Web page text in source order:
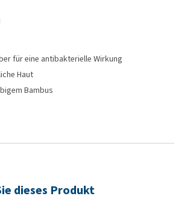
für eine antibakterielle Wirkung
Haut
Bambus
dieses Produkt